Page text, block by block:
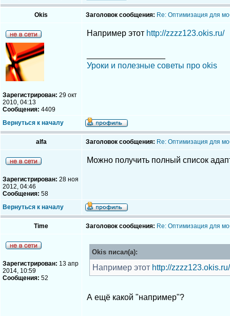
Okis Заголовок сообщения: Re: Оптимизация для
Зарегистрирован: 29 окт
2010, 04:13
Сообщения: 4409
Например этот http://zzzz123.okis.ru/
Уроки и полезные советы про okis
Вернуться к началу
alfa Заголовок сообщения: Re: Оптимизация для
Зарегистрирован: 28 ноя
2012, 04:46
Сообщения: 58
Можно получить полный список
Вернуться к началу
Time Заголовок сообщения: Re: Оптимизация для
Зарегистрирован: 13 апр
2014, 10:59
Сообщения: 52
Okis писал(а):
Например этот http://zzzz123.okis.ru/
А ещё какой "например"?